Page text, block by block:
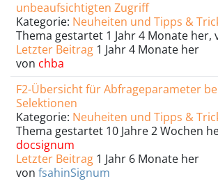
unbeaufsichtigten Zugriff
Kategorie: Neuheiten und Tipps &
Thema gestartet 1 Jahr 4 Monate her,
Letzter Beitrag 1 Jahr 4 Monate her
von chba
F2-Übersicht für Abfrageparameter
Selektionen
Kategorie: Neuheiten und Tipps &
Thema gestartet 10 Jahre 2 Wochen
docsignum
Letzter Beitrag 1 Jahr 6 Monate her
von fsahinSignum